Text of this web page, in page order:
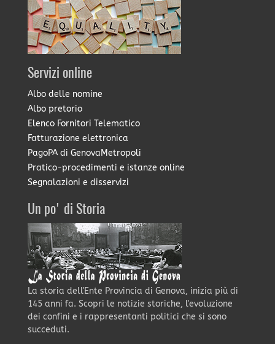
Servizi online
Albo delle nomine
Albo pretorio
Elenco Fornitori Telematico
Fatturazione elettronica
PagoPA di GenovaMetropoli
Pratico-procedimenti e istanze online
Segnalazioni e disservizi
Un po' di Storia
La storia dell'Ente Provincia di Genova, inizia più di
145 anni fa. Scopri le notizie storiche, l'evoluzione
dei confini e i rappresentanti politici che si sono
succeduti.